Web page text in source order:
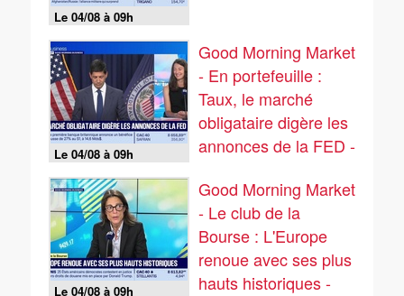
Le 04/08 à 09h
Le 04/08 à 09h
Good Morning Market
- En portefeuille :
Taux, le marché
obligataire digère les
annonces de la FED -
Le 04/08 à 09h
Good Morning Market
- Le club de la
Bourse : L'Europe
renoue avec ses plus
hauts historiques -